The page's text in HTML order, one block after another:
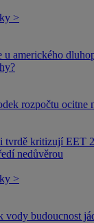
>
u amerického
rozpočtu ocitne
tvrdě kritizují EET
nedůvěrou
>
vody budoucnost